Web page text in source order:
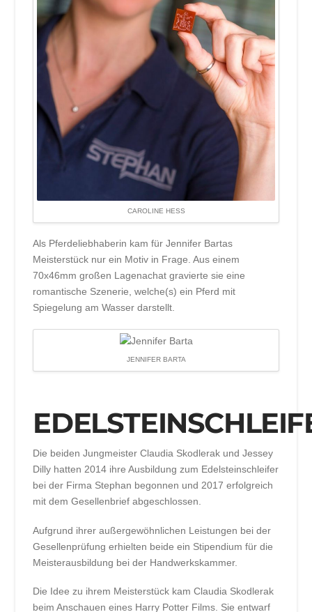
CAROLINE HESS
Als Pferdeliebhaberin kam für Jennifer Bartas
Meisterstück nur ein Motiv in Frage. Aus einem
70x46mm großen Lagenachat gravierte sie eine
romantische Szenerie, welche(s) ein Pferd mit
Spiegelung am Wasser darstellt.
JENNIFER BARTA
Die beiden Jungmeister Claudia Skodlerak und Jessey
Dilly hatten 2014 ihre Ausbildung zum Edelsteinschleifer
bei der Firma Stephan begonnen und 2017 erfolgreich
mit dem Gesellenbrief abgeschlossen.
Aufgrund ihrer außergewöhnlichen Leistungen bei der
Gesellenprüfung erhielten beide ein Stipendium für die
Meisterausbildung bei der Handwerkskammer.
Die Idee zu ihrem Meisterstück kam Claudia Skodlerak
beim Anschauen eines Harry Potter Films. Sie entwarf